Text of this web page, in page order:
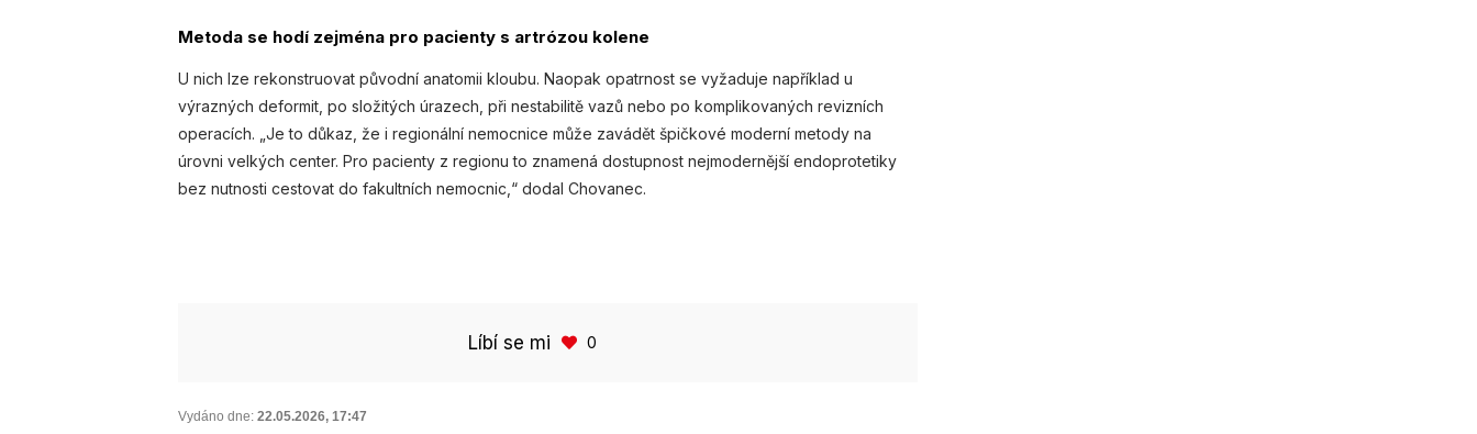
Metoda se hodí zejména pro pacienty s artrózou kolene
U nich lze rekonstruovat původní anatomii kloubu. Naopak opatrnost se vyžaduje například u
výrazných deformit, po složitých úrazech, při nestabilitě vazů nebo po komplikovaných revizních
operacích. „Je to důkaz, že i regionální nemocnice může zavádět špičkové moderní metody na
úrovni velkých center. Pro pacienty z regionu to znamená dostupnost nejmodernější endoprotetiky
bez nutnosti cestovat do fakultních nemocnic,“ dodal Chovanec.
Líbí se mi 0
Vydáno dne: 22.05.2026, 17:47